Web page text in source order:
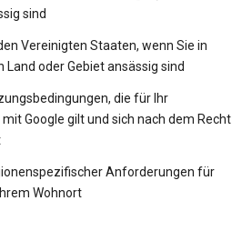
sind
Vereinigten Staaten, wenn Sie in
Land oder Gebiet ansässig sind
die für Ihr
Google gilt und sich nach dem Recht
Anforderungen für
Wohnort